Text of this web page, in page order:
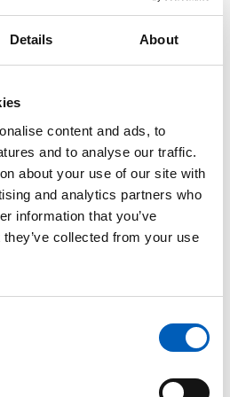
Details About
content and ads, to
and to analyse our traffic.
about your use of our site with
and analytics partners who
information that you’ve
collected from your use
udvikling